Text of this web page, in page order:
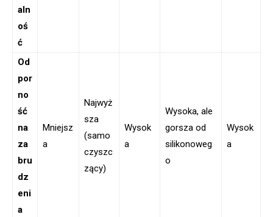
aln
oś
ć
Od
por
no
ść
na
za
bru
dz
eni
a
Mniejsz
a
Najwyż
sza
(samo
czyszc
zący)
Wysok
a
Wysoka, ale
gorsza od
silikonoweg
o
Wysok
a